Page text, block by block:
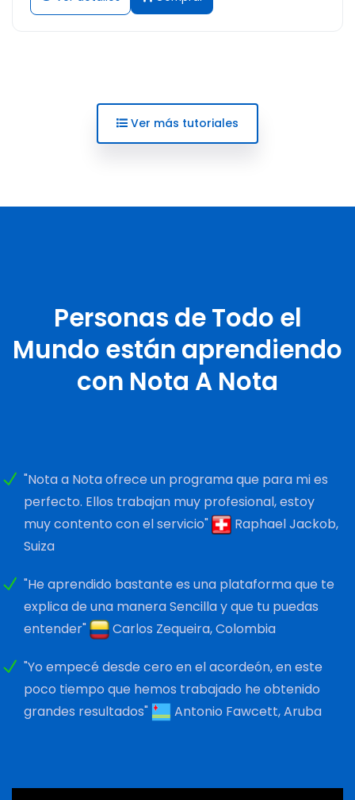
Ver más tutoriales
Personas de Todo el
Mundo están aprendiendo
con Nota A Nota
"Nota a Nota ofrece un programa que para mi es
perfecto. Ellos trabajan muy profesional, estoy
muy contento con el servicio"
Raphael Jackob,
Suiza
"He aprendido bastante es una plataforma que te
explica de una manera Sencilla y que tu puedas
entender"
Carlos Zequeira, Colombia
"Yo empecé desde cero en el acordeón, en este
poco tiempo que hemos trabajado he obtenido
grandes resultados"
Antonio Fawcett, Aruba